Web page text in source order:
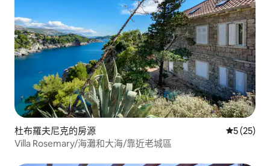
杜布羅夫尼克的房源 從 25 則評
5 (25)
Villa Rosemary/海灘和大海/靠近老城區